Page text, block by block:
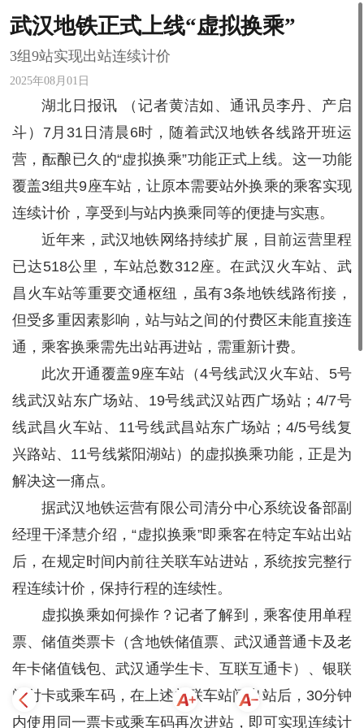
武汉地铁正式上线“虚拟换乘”
3组9站实现出站连续计价
2025年08月01日
湖北日报讯 （记者黄洁如、通讯员李丹、产启
斗）7月31日清晨6时，随着武汉地铁各线路开班运
营，酝酿已久的“虚拟换乘”功能正式上线。这一功能
覆盖3组共9座车站，让原本需要站外换乘的乘客实现
连续计价，享受到与站内换乘同等的便捷与实惠。
近年来，武汉地铁网络持续扩展，目前运营里程
已达518公里，车站总数312座。在武汉火车站、武
昌火车站等重要交通枢纽，虽有3条地铁线路衔接，
但受多重因素影响，站与站之间的付费区未能直接连
通，乘客换乘需先出站再进站，需重新计费。
此次开通覆盖9座车站（4号线武汉火车站、5号
线武汉站东广场站、19号线武汉站西广场站；4/7号
线武昌火车站、11号线武昌站东广场站；4/5号线复
兴路站、11号线紫阳湖站）的虚拟换乘功能，正是为
解决这一痛点。
据武汉地铁运营有限公司清分中心系统设备部副
经理干泽慧介绍，“虚拟换乘”即乘客在特定车站出站
后，在规定时间内前往关联车站进站，系统按完整行
程连续计价，保持行程的连续性。
虚拟换乘如何操作？记者了解到，乘客使用单程
票、储值类票卡（含地铁储值票、武汉通普通卡及老
年卡储值钱包、武汉通学生卡、互联互通卡）、银联
闪付卡或乘车码，在上述关联车站间出站后，30分钟
内使用同一票卡或乘车码再次进站，即可实现连续计